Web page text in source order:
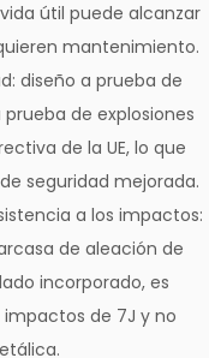
útil puede alcanzar
mantenimiento.
diseño a prueba de
de explosiones
de la UE, lo que
seguridad mejorada.
a los impactos:
de aleación de
incorporado, es
de 7J y no